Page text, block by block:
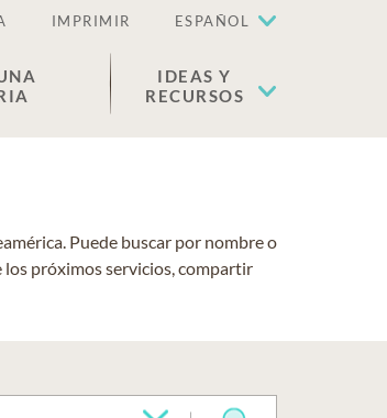
IMPRIMIR ESPAÑOL
IDEAS Y
RECURSOS
Puede buscar por nombre o
próximos servicios, compartir